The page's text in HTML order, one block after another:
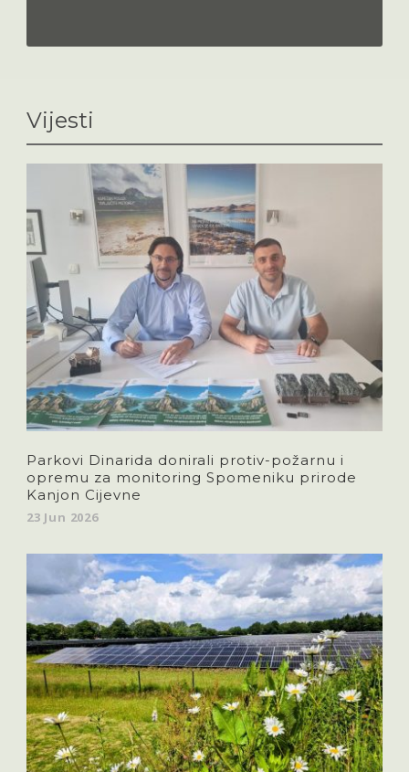
Vijesti
Parkovi Dinarida donirali protiv-požarnu i
opremu za monitoring Spomeniku prirode
Kanjon Cijevne
23 Jun 2026